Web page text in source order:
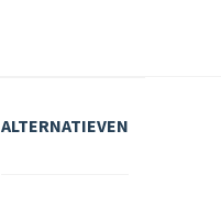
ALTERNATIEVEN